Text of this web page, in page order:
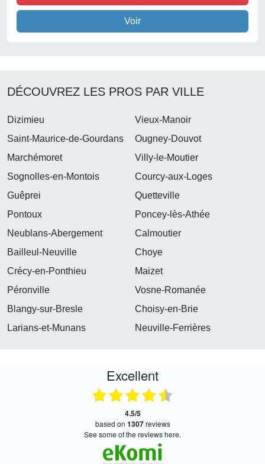
Voir
DÉCOUVREZ LES PROS PAR VILLE
Dizimieu
Vieux-Manoir
Saint-Maurice-de-Gourdans
Ougney-Douvot
Marchémoret
Villy-le-Moutier
Sognolles-en-Montois
Courcy-aux-Loges
Guêprei
Quetteville
Pontoux
Poncey-lès-Athée
Neublans-Abergement
Calmoutier
Bailleul-Neuville
Choye
Crécy-en-Ponthieu
Maizet
Péronville
Vosne-Romanée
Blangy-sur-Bresle
Choisy-en-Brie
Larians-et-Munans
Neuville-Ferrières
Excellent
4.5/5
based on 1307reviews
see some of the reviews here.